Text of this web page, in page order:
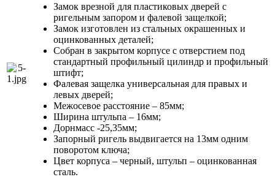
Замок врезной для пластиковых дверей с
ригельным запором и фалевой защелкой;
Замок изготовлен из стальных окрашенных и
оцинкованных деталей;
Собран в закрытом корпусе с отверстием под
стандартный профильный цилиндр и профильный
штифт;
Фалевая защелка универсальная для правых и
левых дверей;
Межосевое расстояние – 85мм;
Ширина штульпа – 16мм;
Дорнмасс -25,35мм;
Запорный ригель выдвигается на 13мм одним
поворотом ключа;
Цвет корпуса – черный, штульп – оцинкованная
сталь.